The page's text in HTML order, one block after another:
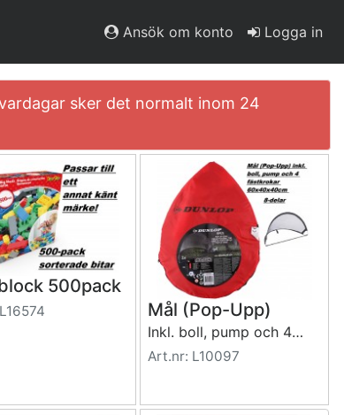
Ansök om konto Logga in
sker det normalt inom 24
500pack
Mål (Pop-Upp)
Inkl. boll, pump och 4 fästkrokar 60x40x40cm
Art.nr: L10097